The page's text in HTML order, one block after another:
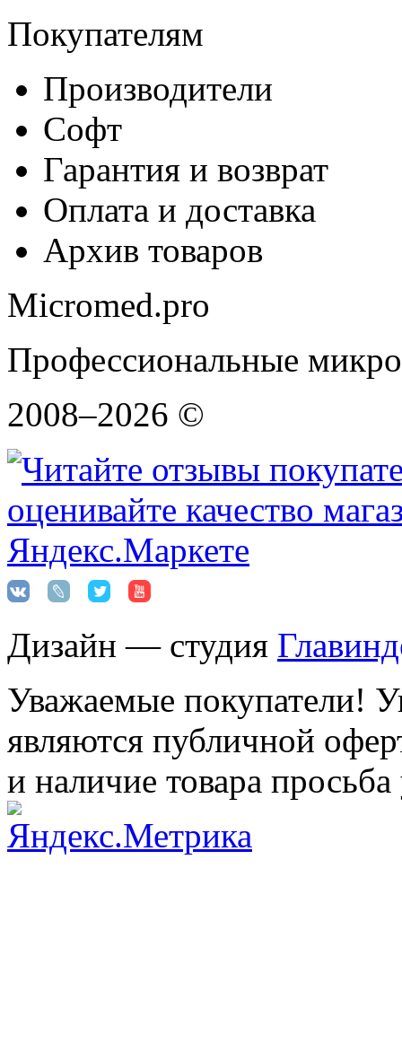
Покупателям
Производители
Софт
Гарантия и возврат
Оплата и доставка
Архив товаров
Micromed.pro
Профессиональные
2008–2026 ©
Дизайн — студия
Уважаемые покупатели!
являются публичной
и наличие товара